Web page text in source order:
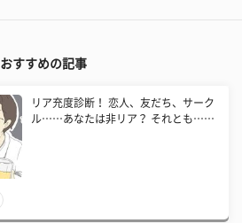
おすすめの記事
リア充度診断！ 恋人、友だち、サーク
ル……あなたは非リア？ それとも……